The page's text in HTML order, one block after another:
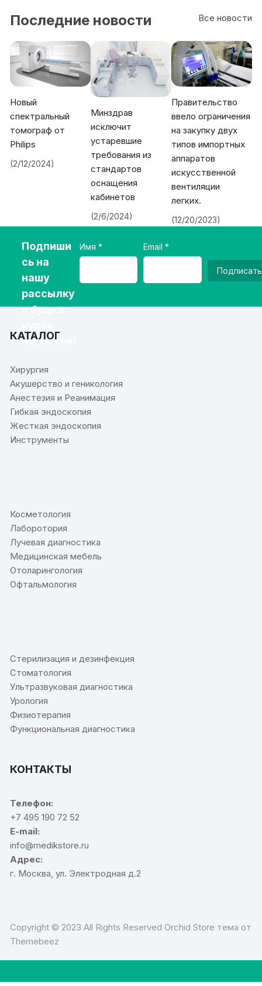
Все новости
Последние новости
Новый
спектральный
томограф от
Philips
(2/12/2024)
Минздрав
исключит
устаревшие
требования из
стандартов
оснащения
кабинетов
(2/6/2024)
Правительство
ввело ограничения
на закупку двух
типов импортных
аппаратов
искусственной
вентиляции
легких.
(12/20/2023)
Подпиши
сь на
нашу
рассылку
и будь в
новостей!
Имя Email
КАТАЛОГ
Хирургия
Акушерство и геникология
Анестезия и Реанимация
Гибкая эндоскопия
Жесткая эндоскопия
Инструменты
Косметология
Лаборотория
Лучевая диагностика
Медицинская мебель
Отоларингология
Офтальмология
Стерилизация и дезинфекция
Стоматология
Ультразвуковая диагностика
Урология
Физиотерапия
Функциональная диагностика
КОНТАКТЫ
Телефон:
+7 495 190 72 52
E-mail:
info@medikstore.ru
Адрес:
г. Москва, ул. Электродная д.2
Copyright © 2023 All Rights Reserved Orchid Store тема от
Themebeez